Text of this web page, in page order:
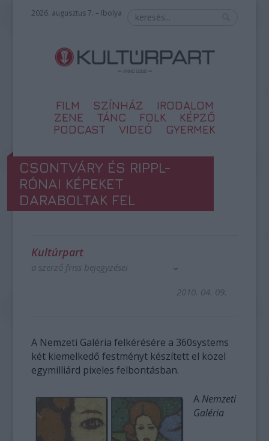
2026. augusztus 7. – Ibolya
FILM SZÍNHÁZ
IRODALOM
ZENE
TÁNC FOLK
KÉPZŐ
PODCAST
VIDEÓ GYERMEK
CSONTVÁRY ÉS RIPPL-
RÓNAI KÉPEKET
DARABOLTAK FEL
Kultúrpart
a szerző friss bejegyzései
2010. 04. 09.
A Nemzeti Galéria felkérésére a 360systems
két kiemelkedő festményt készített el közel
egymilliárd pixeles felbontásban.
A Nemzeti
Galéria